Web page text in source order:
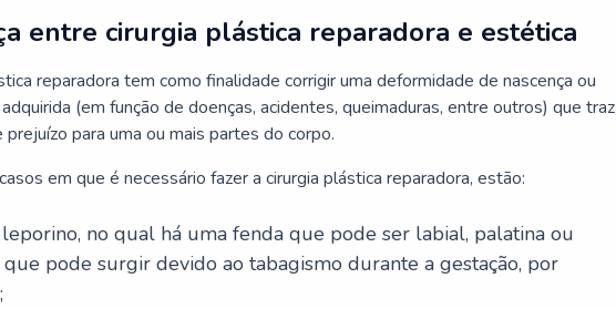
entre cirurgia plástica reparadora e estética
reparadora tem como finalidade corrigir uma deformidade de nascença ou
(em função de doenças, acidentes, queimaduras, entre outros) que traz
para uma ou mais partes do corpo.
em que é necessário fazer a cirurgia plástica reparadora, estão:
no qual há uma fenda que pode ser labial, palatina ou
que pode surgir devido ao tabagismo durante a gestação, por